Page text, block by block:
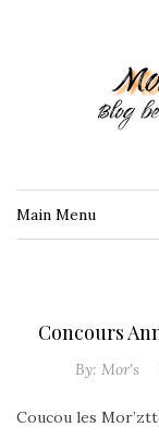
Main Menu
Concours
By: Mor's
Coucou les